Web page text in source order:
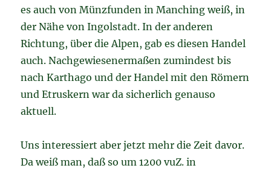
es auch von Münzfunden in Manching weiß, in
der Nähe von Ingolstadt. In der anderen
Richtung, über die Alpen, gab es diesen Handel
auch. Nachgewiesenermaßen zumindest bis
nach Karthago und der Handel mit den Römern
und Etruskern war da sicherlich genauso
aktuell.
Uns interessiert aber jetzt mehr die Zeit davor.
Da weiß man, daß so um 1200 vuZ. in